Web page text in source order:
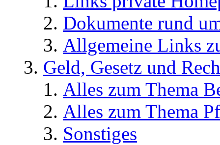
Dokumente rund
Allgemeine Links
Geld, Gesetz und
Alles zum Thema
Alles zum Thema
Sonstiges